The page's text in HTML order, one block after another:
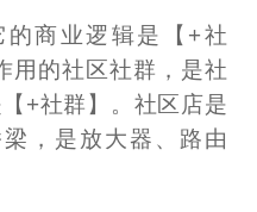
商业逻辑是【+社
用的社区社群，是社
+社群】。社区店是
，是放大器、路由